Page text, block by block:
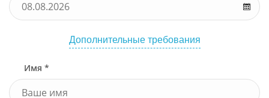
Дополнительные требования
Имя *